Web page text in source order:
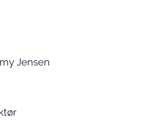
Jensen